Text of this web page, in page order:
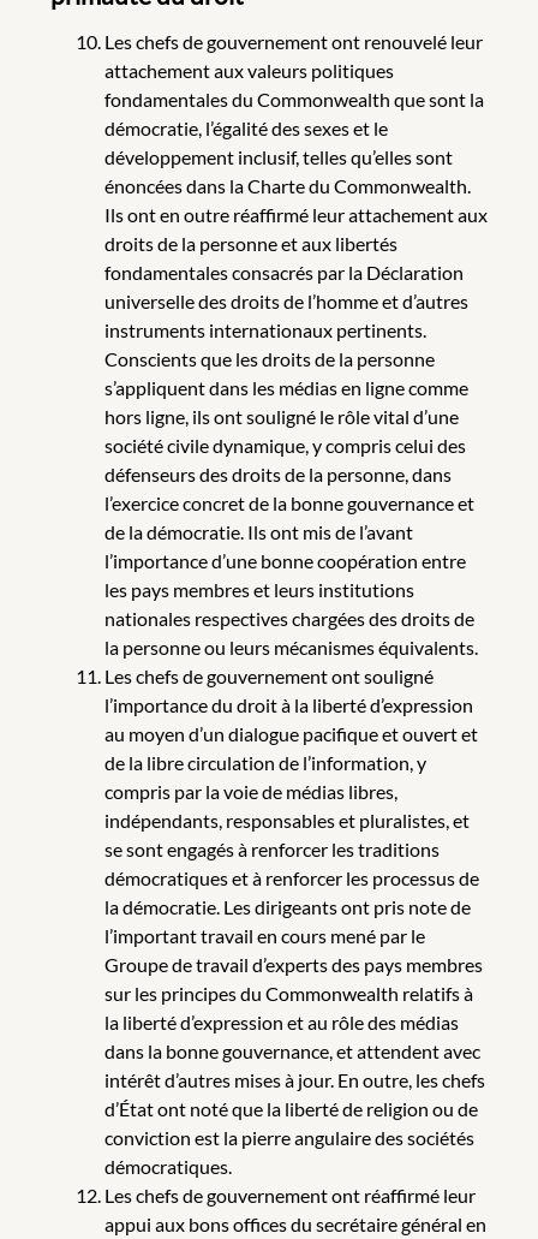
Les chefs de gouvernement ont renouvelé leur
attachement aux valeurs politiques
fondamentales du Commonwealth que sont la
démocratie, l’égalité des sexes et le
développement inclusif, telles qu’elles sont
énoncées dans la Charte du Commonwealth.
Ils ont en outre réaffirmé leur attachement aux
droits de la personne et aux libertés
fondamentales consacrés par la Déclaration
universelle des droits de l’homme et d’autres
instruments internationaux pertinents.
Conscients que les droits de la personne
s’appliquent dans les médias en ligne comme
hors ligne, ils ont souligné le rôle vital d’une
société civile dynamique, y compris celui des
défenseurs des droits de la personne, dans
l’exercice concret de la bonne gouvernance et
de la démocratie. Ils ont mis de l’avant
l’importance d’une bonne coopération entre
les pays membres et leurs institutions
nationales respectives chargées des droits de
la personne ou leurs mécanismes équivalents.
Les chefs de gouvernement ont souligné
l’importance du droit à la liberté d’expression
au moyen d’un dialogue pacifique et ouvert et
de la libre circulation de l’information, y
compris par la voie de médias libres,
indépendants, responsables et pluralistes, et
se sont engagés à renforcer les traditions
démocratiques et à renforcer les processus de
la démocratie. Les dirigeants ont pris note de
l’important travail en cours mené par le
Groupe de travail d’experts des pays membres
sur les principes du Commonwealth relatifs à
la liberté d’expression et au rôle des médias
dans la bonne gouvernance, et attendent avec
intérêt d’autres mises à jour. En outre, les chefs
d’État ont noté que la liberté de religion ou de
conviction est la pierre angulaire des sociétés
démocratiques.
Les chefs de gouvernement ont réaffirmé leur
appui aux bons offices du secrétaire général en